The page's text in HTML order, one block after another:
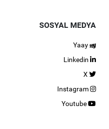
SOSYAL MEDYA
Yaay
Linkedin
X
Instagram
Youtube